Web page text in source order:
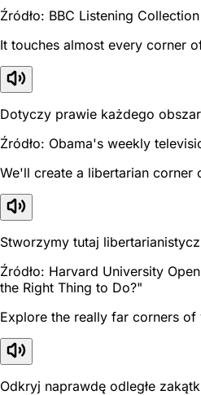
Źródło: BBC Listening
It touches almost every corner
Dotyczy prawie każdego
Źródło: Obama's weekly
We'll create a libertarian corner
Stworzymy tutaj
Źródło: Harvard University
the Right Thing to Do?"
Explore the really far corners
Odkryj naprawdę odległe